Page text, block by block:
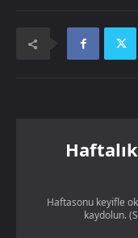
Haftasonu keyifle
kaydolun.